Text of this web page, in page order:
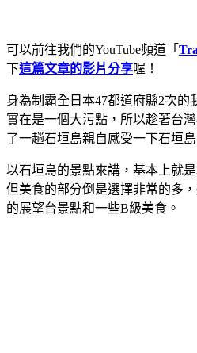
可以前往我們的YouTube頻道「
下這篇文章的影片分享喔！
身為制霸全日本47都道府縣2次的
實在是一個大污點，所以趁著台
了一趟石垣島親自感受一下石垣島
以石垣島的景點來講，基本上就
但美食的部分倒是選擇非常的多
的展望台景點和一些B級美食。